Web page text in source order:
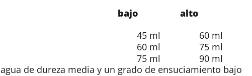
bajo
alto
45 ml
60 ml
60 ml
75 ml
75 ml
90 ml
de dureza media y un grado de ensuciamiento bajo